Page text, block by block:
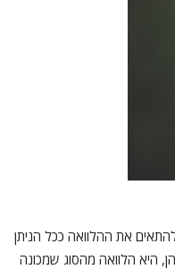
להתאים את ההלוואה ככל הניתן
היא הלוואה מהסוג שמכונה